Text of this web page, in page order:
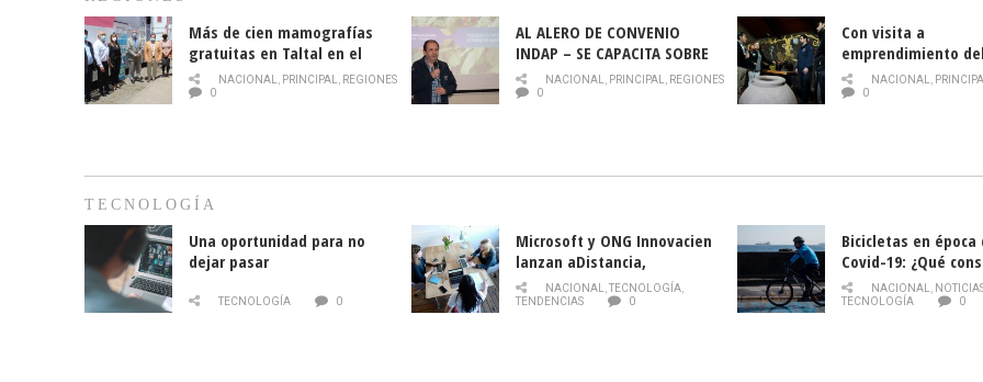
Más de cien mamografías
gratuitas en Taltal en el
mes de la prevención del
cáncer de mama
NACIONAL, PRINCIPAL, REGIONES
0
AL ALERO DE CONVENIO
INDAP – SE CAPACITA SOBRE
PLAGA DROSOPHILA SUZUKII
NACIONAL, PRINCIPAL, REGIONES
0
Con visita a
emprendimiento
y llamado al
historia campesina
NACIONAL,
0
TECNOLOGÍA
Una oportunidad para no
dejar pasar
TECNOLOGÍA 0
Microsoft y ONG Innovacien
lanzan aDistancia,
plataforma con cursos
gratuitos online sobre
NACIONAL,TECNOLOGÍA,
TENDENCIAS
0
Bicicletas en época
Covid-19: ¿Qué
momento de
NACIONAL,
TECNOLOGÍA
0